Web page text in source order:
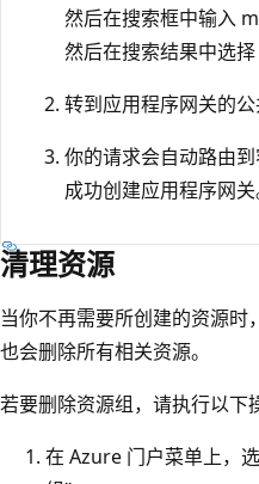
然后在搜索框中输入
然后在搜索结果中选择
转到应用程序网关的公
你的请求会自动路由
成功创建应用程序网关
清理资源
当你不再需要所创建的资源时
也会删除所有相关资源。
若要删除资源组，请执行以下
在 Azure 门户菜单上，